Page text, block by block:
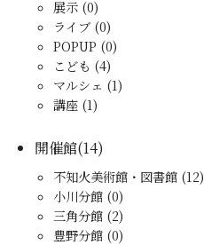
展示 (0)
ライブ (0)
POPUP (0)
こども (4)
マルシェ (1)
講座 (1)
開催館(14)
不知火美術館・図書館 (12)
小川分館 (0)
三角分館 (2)
豊野分館 (0)